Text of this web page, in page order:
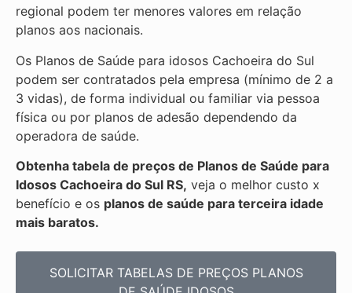
regional podem ter menores valores em relação
planos aos nacionais.
Os Planos de Saúde para idosos Cachoeira do Sul
podem ser contratados pela empresa (mínimo de 2 a
3 vidas), de forma individual ou familiar via pessoa
física ou por planos de adesão dependendo da
operadora de saúde.
Obtenha tabela de preços de Planos de Saúde para
Idosos Cachoeira do Sul RS, veja o melhor custo x
benefício e os planos de saúde para terceira idade
mais baratos.
SOLICITAR TABELAS DE PREÇOS PLANOS